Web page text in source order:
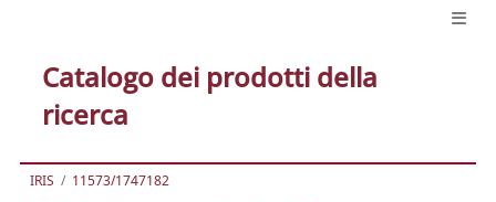
Catalogo dei prodotti della
ricerca
IRIS 11573/1747182